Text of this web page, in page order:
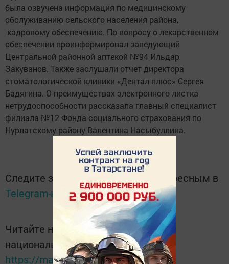
была озвучена информация по медицинскому
обслуживанию сельского населения района,
кадровому обеспечению. По вопросу о лекарственном
обеспечении проинформировал заведующий
Центральной районной аптекой №94 Ильдар
Закуванов. Также заслушали отчет директора
стоматологической клиники «Дентал плюс» Сергея
Бадягина. О преимуществах электронного листка
нетрудоспособности рассказала главный специалист
филиала №12 Фонда социального страхования по
Нурлатскому району Валентина Насыбуллина.
Следите за самым важным и интересным в
Telegram-каналеТатмедиа
Читайте новости Татарстана в
национальном мессенджере MАХ:
https://max.ru/tatmedia